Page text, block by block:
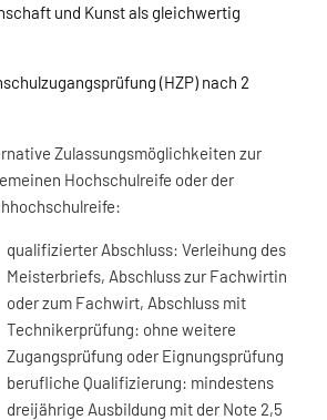
und Kunst als gleichwertig
(HZP) nach 2
Zulassungsmöglichkeiten zur
Hochschulreife oder der
qualifizierter Abschluss: Verleihung des
Meisterbriefs, Abschluss zur Fachwirtin
oder zum Fachwirt, Abschluss mit
Technikerprüfung: ohne weitere
Zugangsprüfung oder Eignungsprüfung
berufliche Qualifizierung: mindestens
dreijährige Ausbildung mit der Note 2,5